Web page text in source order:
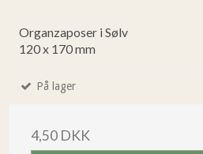
Organzaposer i Sølv
120 x 170 mm
På lager
4,50 DKK